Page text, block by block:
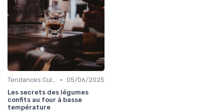
Tendances Culinaire • 05/06/2025
Les secrets des légumes
confits au four à basse
température